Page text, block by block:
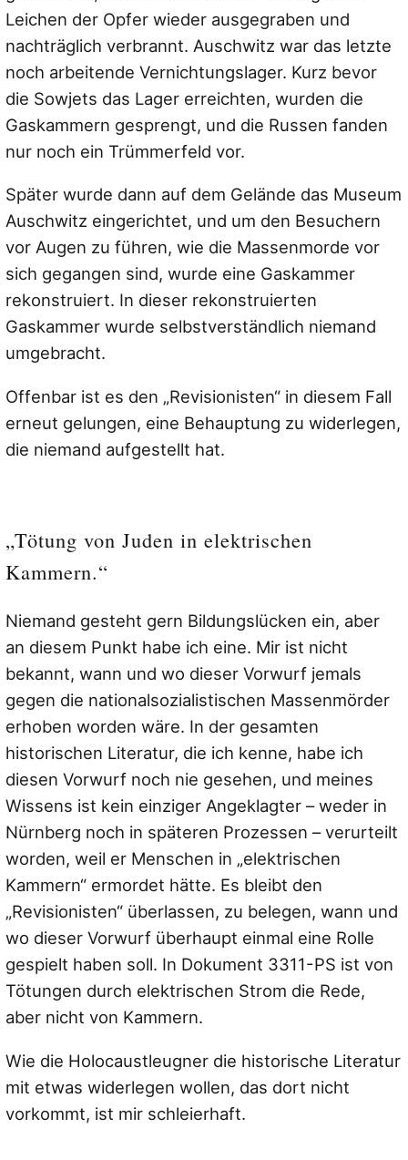
Leichen der Opfer wieder ausgegraben und
nachträglich verbrannt. Auschwitz war das letzte
noch arbeitende Vernichtungslager. Kurz bevor
die Sowjets das Lager erreichten, wurden die
Gaskammern gesprengt, und die Russen fanden
nur noch ein Trümmerfeld vor.
Später wurde dann auf dem Gelände das Museum
Auschwitz eingerichtet, und um den Besuchern
vor Augen zu führen, wie die Massenmorde vor
sich gegangen sind, wurde eine Gaskammer
rekonstruiert. In dieser rekonstruierten
Gaskammer wurde selbstverständlich niemand
umgebracht.
Offenbar ist es den „Revisionisten“ in diesem Fall
erneut gelungen, eine Behauptung zu widerlegen,
die niemand aufgestellt hat.
„Tötung von Juden in elektrischen
Kammern.“
Niemand gesteht gern Bildungslücken ein, aber
an diesem Punkt habe ich eine. Mir ist nicht
bekannt, wann und wo dieser Vorwurf jemals
gegen die nationalsozialistischen Massenmörder
erhoben worden wäre. In der gesamten
historischen Literatur, die ich kenne, habe ich
diesen Vorwurf noch nie gesehen, und meines
Wissens ist kein einziger Angeklagter – weder in
Nürnberg noch in späteren Prozessen – verurteilt
worden, weil er Menschen in „elektrischen
Kammern“ ermordet hätte. Es bleibt den
„Revisionisten“ überlassen, zu belegen, wann und
wo dieser Vorwurf überhaupt einmal eine Rolle
gespielt haben soll. In Dokument 3311-PS ist von
Tötungen durch elektrischen Strom die Rede,
aber nicht von Kammern.
Wie die Holocaustleugner die historische Literatur
mit etwas widerlegen wollen, das dort nicht
vorkommt, ist mir schleierhaft.